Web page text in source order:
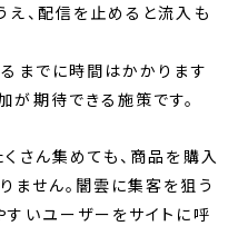
え、配信を止めると流入も
までに時間はかかります
が期待できる施策です。
さん集めても、商品を購入
ません。闇雲に集客を狙う
すいユーザーをサイトに呼